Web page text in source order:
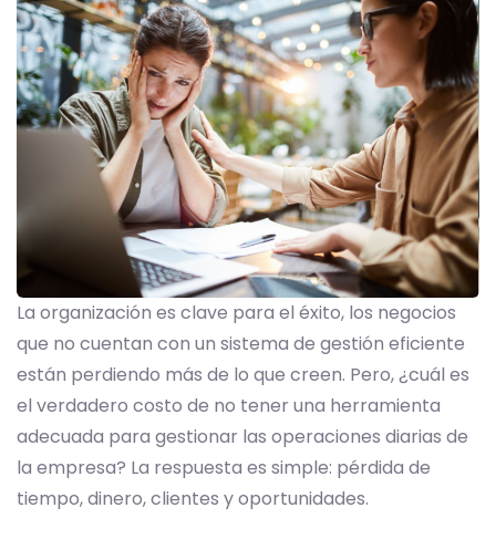
La organización es clave para el éxito, los negocios
que no cuentan con un sistema de gestión eficiente
están perdiendo más de lo que creen. Pero, ¿cuál es
el verdadero costo de no tener una herramienta
adecuada para gestionar las operaciones diarias de
la empresa? La respuesta es simple: pérdida de
tiempo, dinero, clientes y oportunidades.